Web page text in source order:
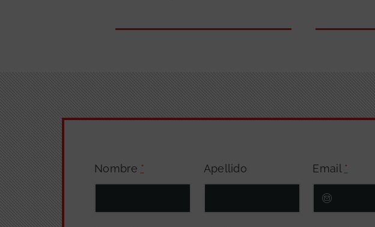
Nombre * Apellido Email *